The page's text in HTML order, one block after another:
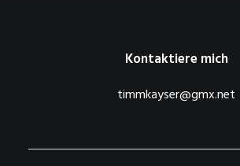
Kontaktiere mich
timmkayser@gmx.net